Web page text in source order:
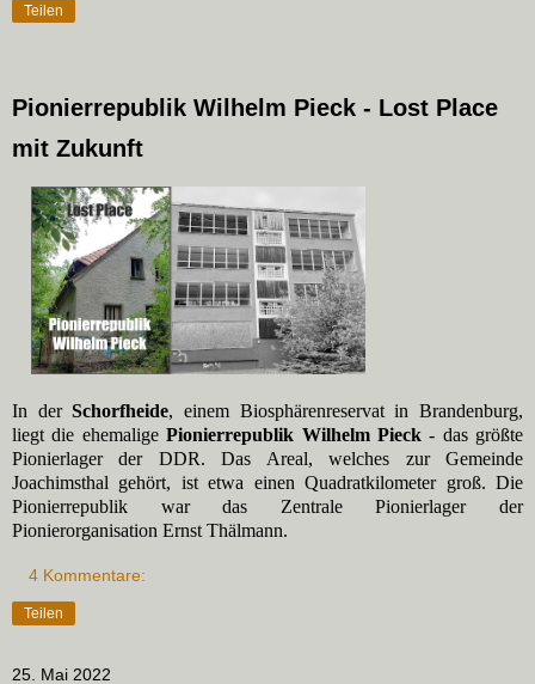
Teilen
Pionierrepublik Wilhelm Pieck - Lost Place
mit Zukunft
In derSchorfheide, einem Biosphärenreservat in Brandenburg,
liegt die ehemaligePionierrepublik Wilhelm Pieck- das größte
Pionierlager der DDR. Das Areal, welches zur Gemeinde
Joachimsthal gehört, ist etwa einen Quadratkilometer groß. Die
Pionierrepublik war das Zentrale Pionierlager der
Pionierorganisation Ernst Thälmann.
4 Kommentare:
Teilen
25. Mai 2022